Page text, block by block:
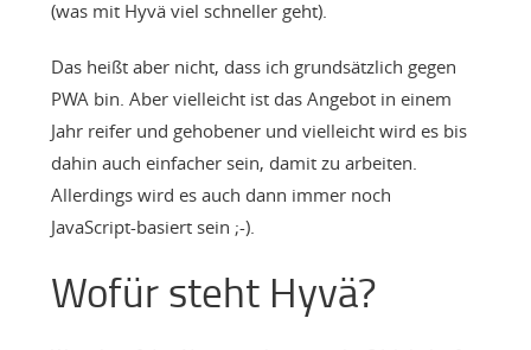
(was mit Hyvä viel schneller geht).
Das heißt aber nicht, dass ich grundsätzlich gegen
PWA bin. Aber vielleicht ist das Angebot in einem
Jahr reifer und gehobener und vielleicht wird es bis
dahin auch einfacher sein, damit zu arbeiten.
Allerdings wird es auch dann immer noch
JavaScript-basiert sein ;-).
Wofür steht Hyvä?